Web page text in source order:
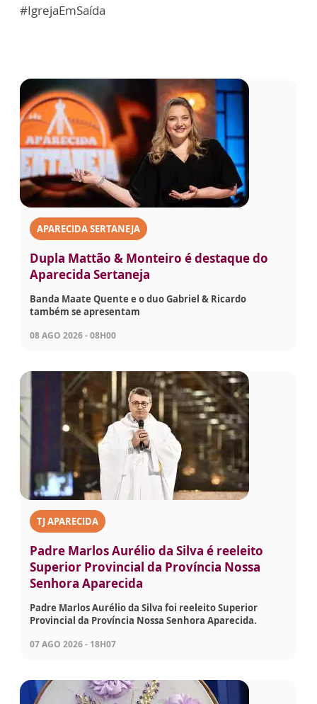
#IgrejaEmSaída
APARECIDA SERTANEJA
Dupla Mattão & Monteiro é destaque do
Aparecida Sertaneja
Banda Maate Quente e o duo Gabriel & Ricardo
também se apresentam
08 AGO 2026 - 08H00
TJ APARECIDA
Padre Marlos Aurélio da Silva é reeleito
Superior Provincial da Província Nossa
Senhora Aparecida
Padre Marlos Aurélio da Silva foi reeleito Superior
Provincial da Província Nossa Senhora Aparecida.
07 AGO 2026 - 18H07